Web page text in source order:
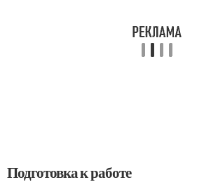
Подготовка к работе